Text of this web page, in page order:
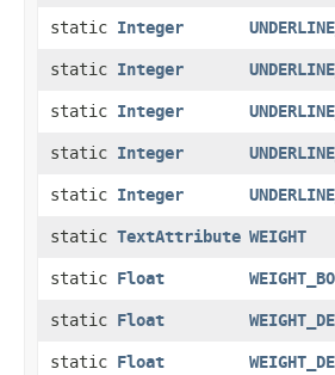
static Integer
static Integer
static Integer
static Integer
static Integer
static TextAttribute WEIGHT
static Float
static Float
static Float